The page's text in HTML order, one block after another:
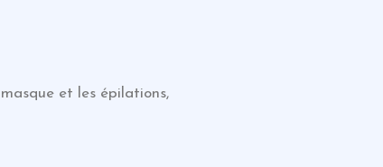
et les épilations,